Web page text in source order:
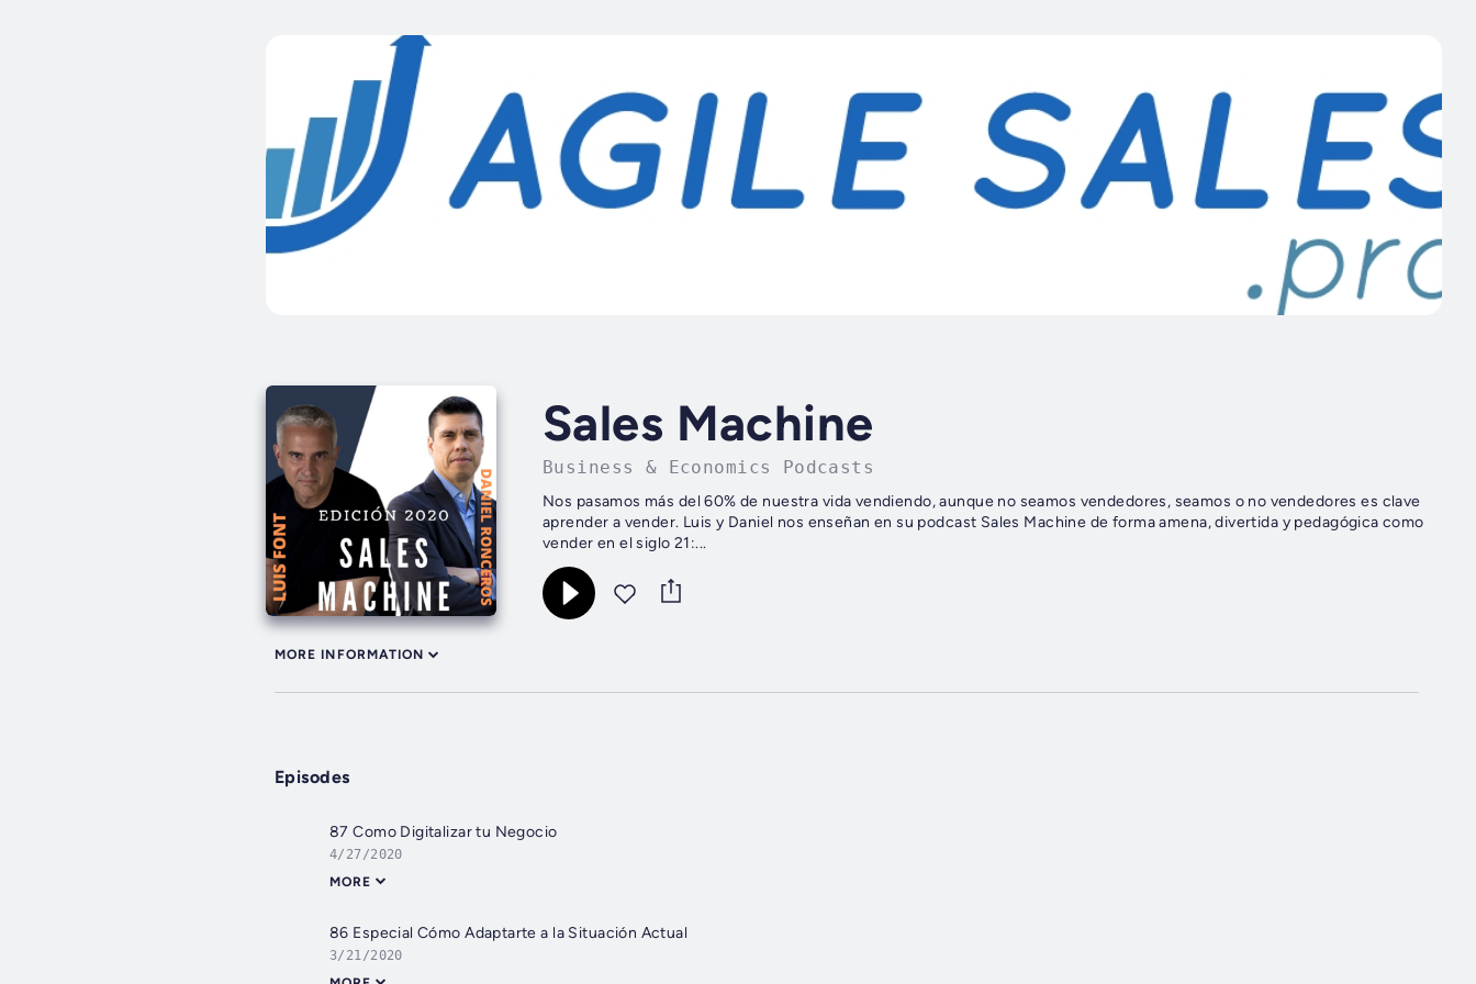
Sales Machine
Business & Economics Podcasts
Nos pasamos más del 60% de nuestra vida vendiendo, aunque no seamos vendedores, seamos o no vendedores es clave
aprender a vender. Luis y Daniel nos enseñan en su podcast Sales Machine de forma amena, divertida y pedagógica como
vender en el siglo 21:...
MORE INFORMATION
Episodes
87 Como Digitalizar tu Negocio
4/27/2020
MORE
86 Especial Cómo Adaptarte a la Situación Actual
3/21/2020